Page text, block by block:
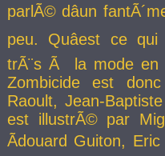
parlÃ© dâun
peu. Quâest ce
trÃ¨s Ã la mode en
Zombicide est
Raoult, Jean-
est illustrÃ© par
Ãdouard Guiton,